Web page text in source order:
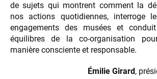
de sujets qui montrent comment la
nos actions quotidiennes, interroge
engagements des musées et
équilibres de la co-organisation
manière consciente et responsable.
Émilie Girard,